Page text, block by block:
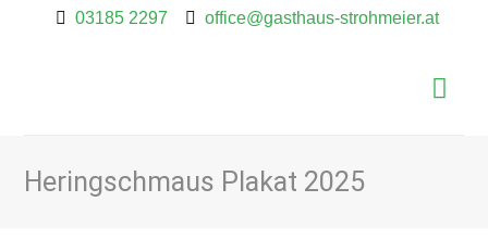
03185 2297 office@gasthaus-strohmeier.at
Heringschmaus Plakat 2025